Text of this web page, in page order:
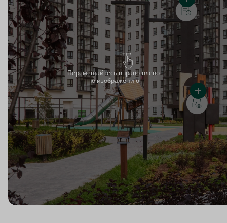
Перемещайтесь вправо-влево
по изображению